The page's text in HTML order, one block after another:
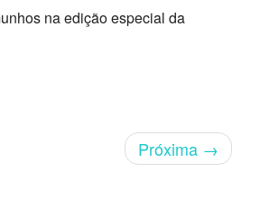
na edição especial da
Próxima →